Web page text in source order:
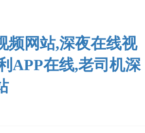
频网站,深夜在线视
APP在线,老司机深